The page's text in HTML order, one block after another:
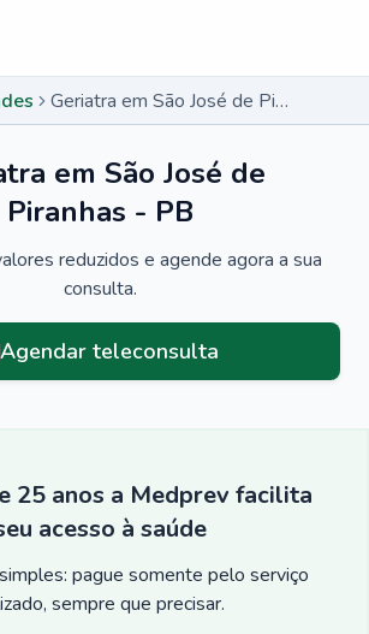
Geriatra em São José de Piranhas - PB
em São José de
Piranhas - PB
reduzidos e agende agora a sua
consulta.
Agendar teleconsulta
25 anos a Medprev facilita
acesso à saúde
pague somente pelo serviço
sempre que precisar.